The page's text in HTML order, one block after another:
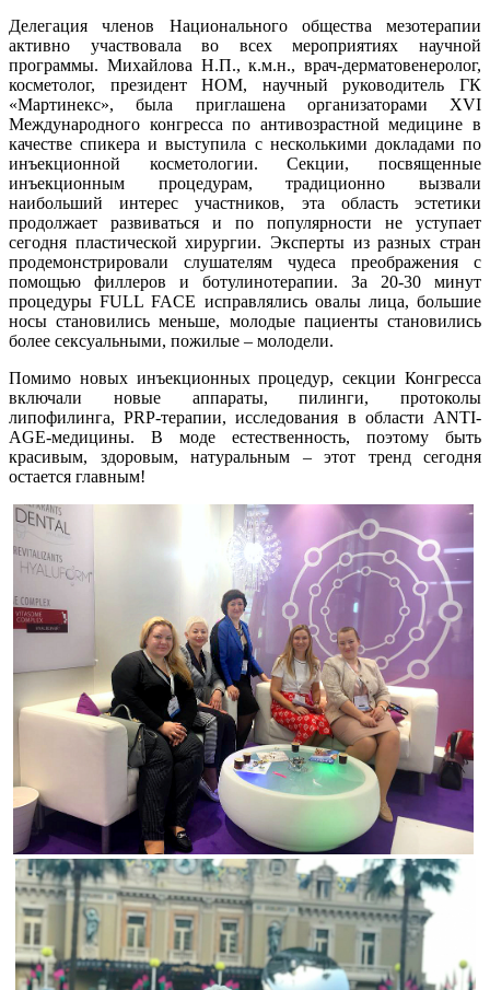
Делегация членов Национального общества мезотерапии
активно участвовала во всех мероприятиях научной
программы. Михайлова Н.П., к.м.н., врач-дерматовенеролог,
косметолог, президент НОМ, научный руководитель ГК
«Мартинекс», была приглашена организаторами XVI
Международного конгресса по антивозрастной медицине в
качестве спикера и выступила с несколькими докладами по
инъекционной косметологии. Секции, посвященные
инъекционным процедурам, традиционно вызвали
наибольший интерес участников, эта область эстетики
продолжает развиваться и по популярности не уступает
сегодня пластической хирургии. Эксперты из разных стран
продемонстрировали слушателям чудеса преображения с
помощью филлеров и ботулинотерапии. За 20-30 минут
процедуры FULL FACE исправлялись овалы лица, большие
носы становились меньше, молодые пациенты становились
более сексуальными, пожилые – молодели.
Помимо новых инъекционных процедур, секции Конгресса
включали новые аппараты, пилинги, протоколы
липофилинга, PRP-терапии, исследования в области ANTI-
AGE-медицины. В моде естественность, поэтому быть
красивым, здоровым, натуральным – этот тренд сегодня
остается главным!